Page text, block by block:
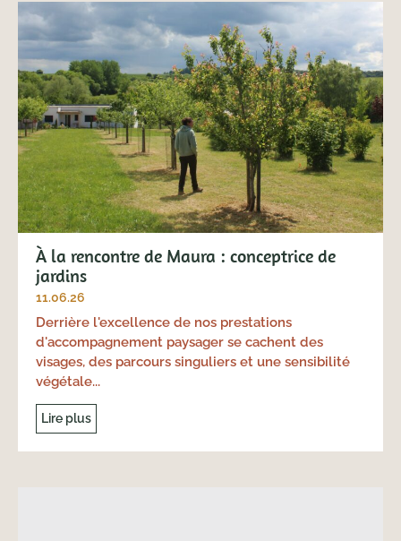
À la rencontre de Maura : conceptrice de
jardins
11.06.26
Derrière l'excellence de nos prestations
d'accompagnement paysager se cachent des
visages, des parcours singuliers et une sensibilité
végétale...
Lire plus